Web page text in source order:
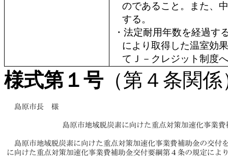
のであること。また、
する。
・法定耐用年数を経過す
により取得した温室効
てＪ－クレジット制度
様式第１号（第４条関係